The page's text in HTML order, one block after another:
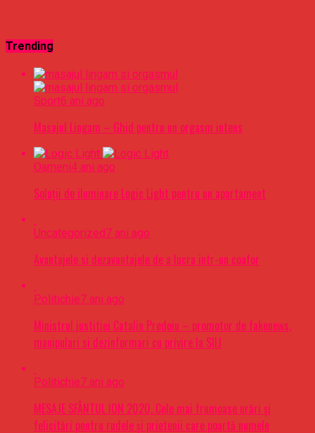
Trending
Sport6 ani ago
Masajul Lingam – Ghid pentru un orgasm intens
Oameni4 ani ago
Soluții de iluminare Logic Light pentru un apartament
Uncategorized7 ani ago
Avantajele si dezavantajele de a lucra intr-un coafor
Politichie7 ani ago
Ministrul justitiei Catalin Predoiu – promotor de fakenews,
manipulari si dezinformari cu privire la SIIJ
Politichie7 ani ago
MESAJE SFÂNTUL ION 2020. Cele mai frumoase urări şi
felicitări pentru rudele şi prietenii care poartă numele